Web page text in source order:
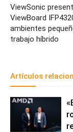
ViewSonic
ViewBoard
ambientes
trabajo híbrido
Artículos